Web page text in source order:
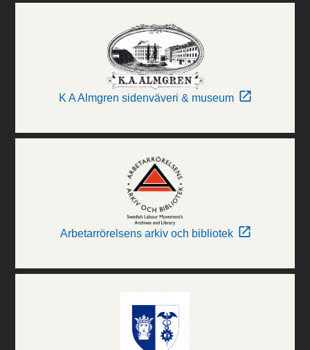
K A Almgren sidenväveri & museum
Arbetarrörelsens arkiv och bibliotek